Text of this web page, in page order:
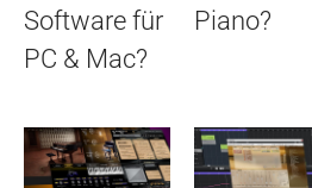
Software für
PC & Mac?
Piano?